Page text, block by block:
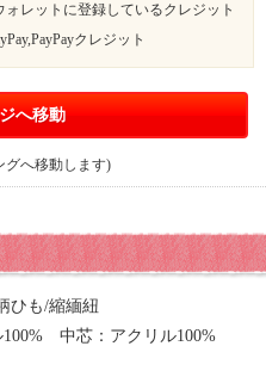
レットに登録しているクレジット
クレジット
へ移動
グへ移動します)
ひも/縮緬紐
中芯：アクリル100%